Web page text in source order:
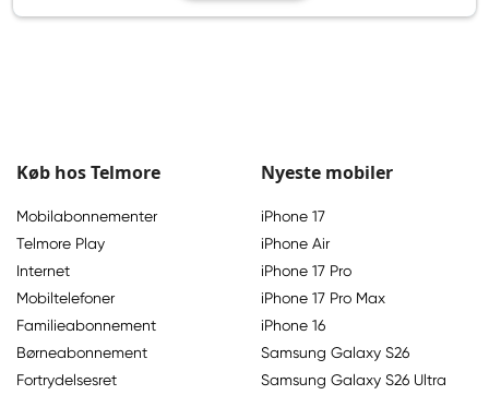
Køb hos Telmore
Mobilabonnementer
Telmore Play
Internet
Mobiltelefoner
Familieabonnement
Børneabonnement
Fortrydelsesret
Nyeste mobiler
iPhone 17
iPhone Air
iPhone 17 Pro
iPhone 17 Pro Max
iPhone 16
Samsung Galaxy S26
Samsung Galaxy S26 Ultra